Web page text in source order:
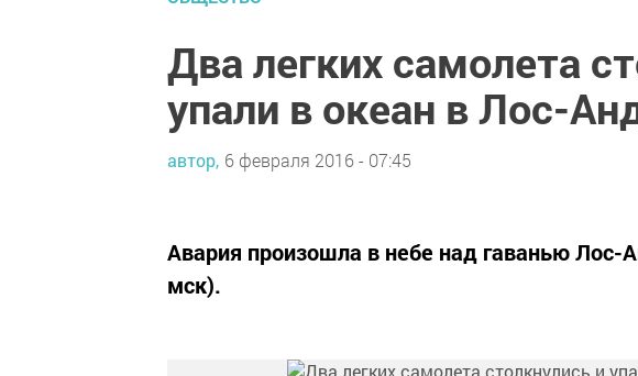
Два легких самолета
упали в океан в Лос-
автор, 6 февраля 2016 - 07:45
Авария произошла в небе над гаванью
мск).